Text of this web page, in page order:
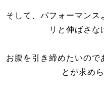
そして、パフォーマン
リと伸ばさな
お腹を引き締めたいので
とが求め